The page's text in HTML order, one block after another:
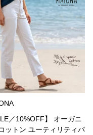
／10%OFF】 オーガニ
ットン ユーティリティパ